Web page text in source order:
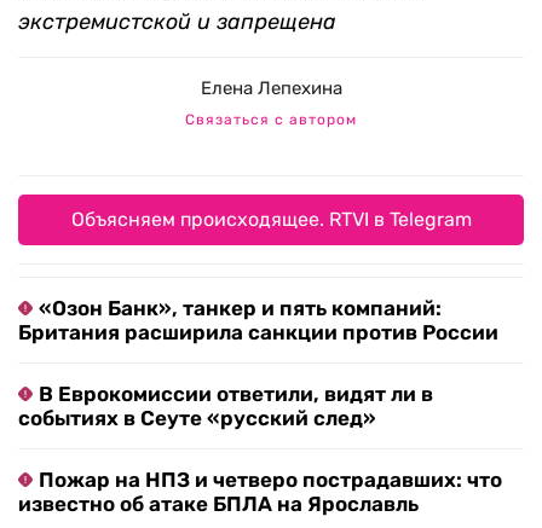
экстремистской и запрещена
Елена Лепехина
Связаться с автором
Объясняем происходящее. RTVI в Telegram
«Озон Банк», танкер и пять компаний:
Британия расширила санкции против России
В Еврокомиссии ответили, видят ли в
событиях в Сеуте «русский след»
Пожар на НПЗ и четверо пострадавших: что
известно об атаке БПЛА на Ярославль